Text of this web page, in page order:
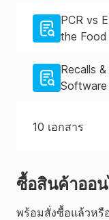
PCR vs
the
Recalls
10 เอกสาร
ซื้อสินค้าออ
พร้อมสั่งซื้อแล้วหรื